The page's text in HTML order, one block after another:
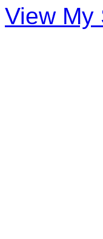
View My